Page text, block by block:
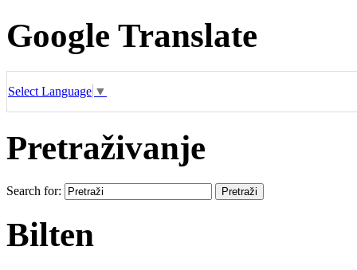
Google Translate
Select Language ▼
Pretraživanje
Search for:
Bilten